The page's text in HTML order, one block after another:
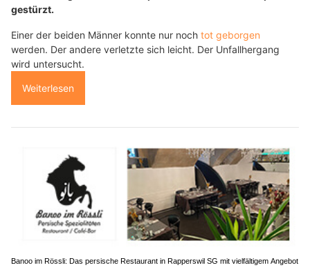
gestürzt.
Einer der beiden Männer konnte nur noch tot geborgen
werden. Der andere verletzte sich leicht. Der Unfallhergang
wird untersucht.
Weiterlesen
Banoo im Rössli: Das persische Restaurant in Rapperswil SG mit vielfältigem Angebot